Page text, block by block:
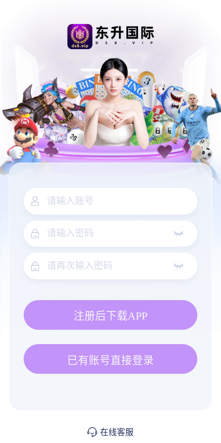
注册后下载APP
已有账号直接登录
在线客服